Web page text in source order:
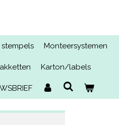
stempels Monteersystemen
Karton/labels